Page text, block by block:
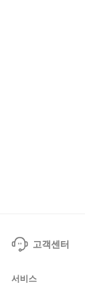
고객센터
서비스